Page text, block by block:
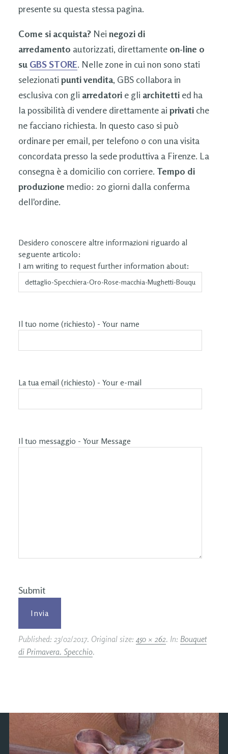
presente su questa stessa pagina.
Come si acquista?Nei negozi di
arredamento autorizzati, direttamente on-line o
su GBS STORE. Nelle zone in cui non sono stati
selezionati punti vendita, GBS collabora in
esclusiva con gli arredatorie gli architettied ha
la possibilità di vendere direttamente ai privatiche
ne facciano richiesta. In questo caso si può
ordinare per email, per telefono o con una visita
concordata presso la sede produttiva a Firenze. La
consegna è a domicilio con corriere. Tempo di
produzione medio: 20 giorni dalla conferma
dell'ordine.
Desidero conoscere altre informazioni riguardo al
seguente articolo:
I am writing to request further information about:
Il tuo nome (richiesto) - Your name
La tua email (richiesto) - Your e-mail
Il tuo messaggio - Your Message
Submit
Published: 23/02/2017. Original size: 450 × 262. In: Bouquet
di Primavera. Specchio.